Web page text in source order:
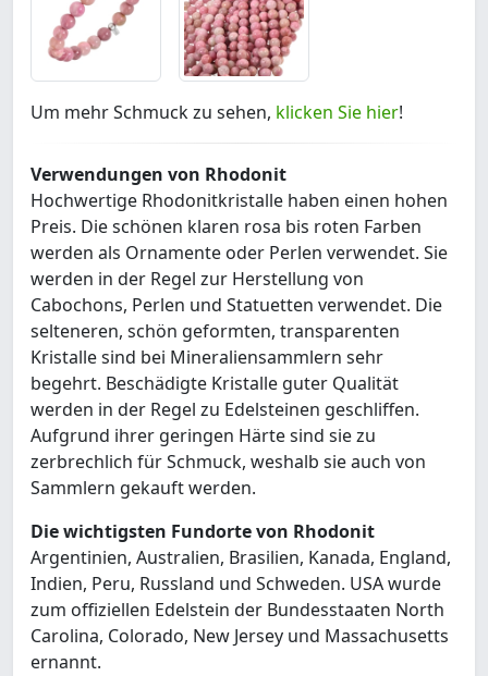
Um mehr Schmuck zu sehen, klicken Sie hier!
Verwendungen von Rhodonit
Hochwertige Rhodonitkristalle haben einen hohen
Preis. Die schönen klaren rosa bis roten Farben
werden als Ornamente oder Perlen verwendet. Sie
werden in der Regel zur Herstellung von
Cabochons, Perlen und Statuetten verwendet. Die
selteneren, schön geformten, transparenten
Kristalle sind bei Mineraliensammlern sehr
begehrt. Beschädigte Kristalle guter Qualität
werden in der Regel zu Edelsteinen geschliffen.
Aufgrund ihrer geringen Härte sind sie zu
zerbrechlich für Schmuck, weshalb sie auch von
Sammlern gekauft werden.
Die wichtigsten Fundorte von Rhodonit
Argentinien, Australien, Brasilien, Kanada, England,
Indien, Peru, Russland und Schweden. USA wurde
zum offiziellen Edelstein der Bundesstaaten North
Carolina, Colorado, New Jersey und Massachusetts
ernannt.